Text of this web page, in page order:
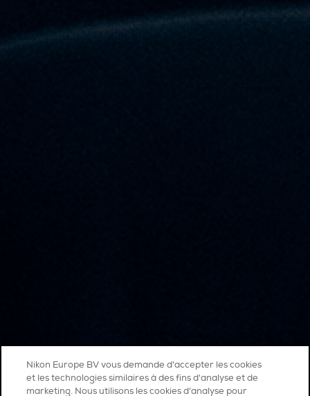
Nikon Europe BV vous demande d'accepter les cookies
et les technologies similaires à des fins d'analyse et de
marketing. Nous utilisons les cookies d’analyse pour